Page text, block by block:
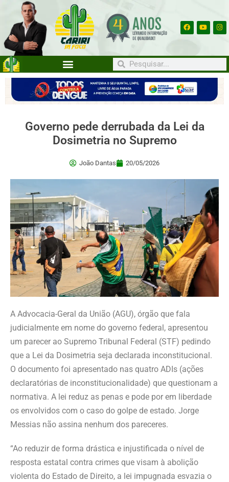
Governo pede derrubada da Lei da
Dosimetria no Supremo
João Dantas 20/05/2026
A Advocacia-Geral da União (AGU), órgão que fala
judicialmente em nome do governo federal, apresentou
um parecer ao Supremo Tribunal Federal (STF) pedindo
que a Lei da Dosimetria seja declarada inconstitucional.
O documento foi apresentado nas quatro ADIs (ações
declaratórias de inconstitucionalidade) que questionam a
normativa. A lei reduz as penas e pode por em liberdade
os envolvidos com o caso do golpe de estado. Jorge
Messias não assina nenhum dos pareceres.
“Ao reduzir de forma drástica e injustificada o nível de
resposta estatal contra crimes que visam à abolição
violenta do Estado de Direito, a lei impugnada esvazia o